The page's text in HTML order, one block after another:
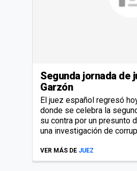
Segunda jornada de
Garzón
El juez español regresó
donde se celebra la
su contra por un presunto
una investigación de
VER MÁS DE JUEZ